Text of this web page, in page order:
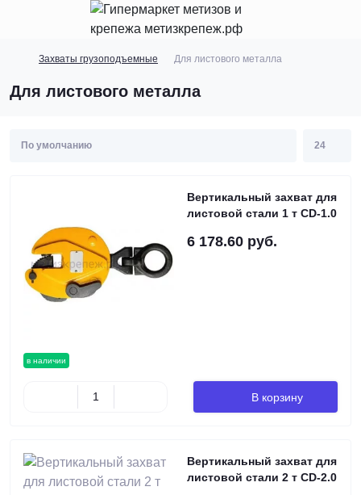
Захваты грузоподъемные Для листового металла
Для листового металла
в наличии
Вертикальный захват для
листовой стали 1 т CD-1.0
6 178.60 руб.
В корзину
Вертикальный захват для
листовой стали 2 т CD-2.0